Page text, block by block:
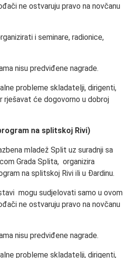
ne ostvaruju pravo na novčanu
i seminare, radionice,
nisu predviđene nagrade.
probleme skladatelji, dirigenti,
rješavat će dogovorno u dobroj
na splitskoj Rivi)
mladež Split uz suradnji sa
Grada Splita, organizira
na splitskoj Rivi ili u Đardinu.
mogu sudjelovati samo u ovom
ne ostvaruju pravo na novčanu
nisu predviđene nagrade.
probleme skladatelji, dirigenti,